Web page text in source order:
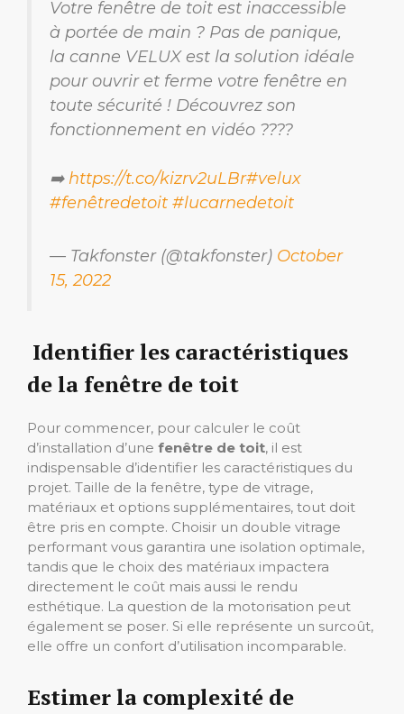
Votre fenêtre de toit est inaccessible
à portée de main ? Pas de panique,
la canne VELUX est la solution idéale
pour ouvrir et ferme votre fenêtre en
toute sécurité ! Découvrez son
fonctionnement en vidéo ????
➡️ https://t.co/kizrv2uLBr#velux
#fenêtredetoit #lucarnedetoit
— Takfonster (@takfonster) October
15, 2022
Identifier les caractéristiques
de la fenêtre de toit
Pour commencer, pour calculer le coût
d’installation d’une fenêtre de toit, il est
indispensable d’identifier les caractéristiques du
projet. Taille de la fenêtre, type de vitrage,
matériaux et options supplémentaires, tout doit
être pris en compte. Choisir un double vitrage
performant vous garantira une isolation optimale,
tandis que le choix des matériaux impactera
directement le coût mais aussi le rendu
esthétique. La question de la motorisation peut
également se poser. Si elle représente un surcoût,
elle offre un confort d’utilisation incomparable.
Estimer la complexité de